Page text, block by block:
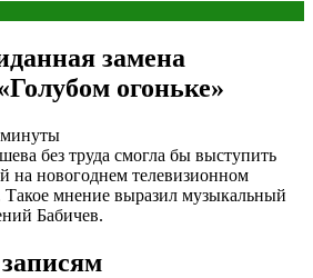
замена
огоньке»
без труда смогла бы выступить
на новогоднем телевизионном
мнение выразил музыкальный
Бабичев.